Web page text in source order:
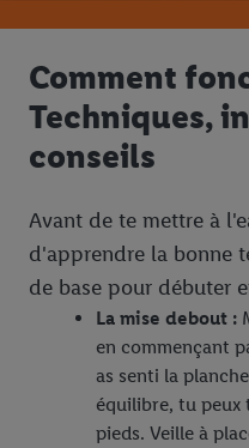
Comment
Techniques,
conseils
Avant de te mettre à
d'apprendre la bonne
de base pour débuter
La mise debout :
en commençant
as senti la
équilibre, tu peux
pieds. Veille à